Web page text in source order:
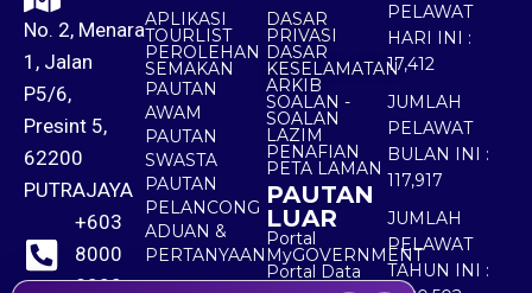
No. 2, Menara
1, Jalan
P5/6,
Presint 5,
62200
PUTRAJAYA
+603
8000
8000
APLIKASI
TOURLIST
PEROLEHAN
SEMAKAN
PAUTAN
AWAM
PAUTAN
SWASTA
PAUTAN
PELANCONG
ADUAN &
PERTANYAAN
DASAR
PRIVASI
DASAR
KESELAMATAN
ARKIB
SOALAN -
SOALAN
LAZIM
PENAFIAN
PETA LAMAN
PAUTAN
LUAR
Portal
MyGOVERNMENT
Portal Data
Terbuka
PELAWAT
HARI INI :
17,412
JUMLAH
PELAWAT
BULAN INI :
117,917
JUMLAH
PELAWAT
TAHUN INI :